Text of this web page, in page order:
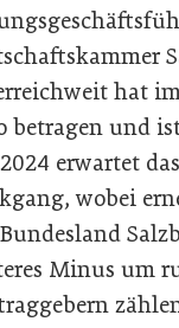
hat
betragen und
erwartet
wobei
Minus um